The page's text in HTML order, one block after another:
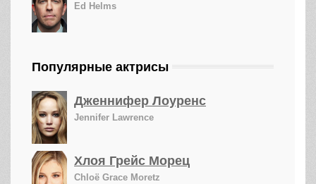
Ed Helms
Популярные актрисы
Дженнифер Лоуренс
Jennifer Lawrence
Хлоя Грейс Морец
Chloë Grace Moretz